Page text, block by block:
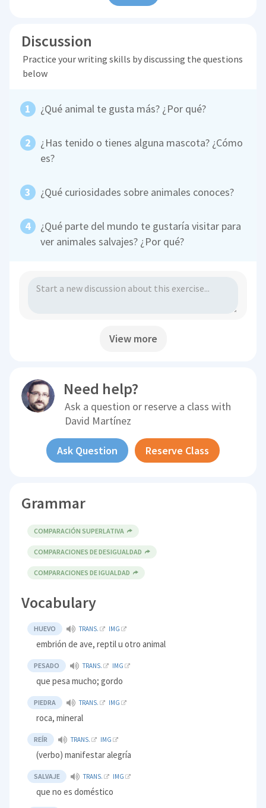
Discussion
Practice your writing skills by discussing the questions
below
¿Qué animal te gusta más? ¿Por qué?
¿Has tenido o tienes alguna mascota? ¿Cómo
es?
¿Qué curiosidades sobre animales conoces?
¿Qué parte del mundo te gustaría visitar para
ver animales salvajes? ¿Por qué?
View more
Need help?
Ask a question or reserve a class with
David Martínez
Ask Question Reserve Class
Grammar
COMPARACIÓN SUPERLATIVA
COMPARACIONES DE DESIGUALDAD
COMPARACIONES DE IGUALDAD
Vocabulary
HUEVO TRANS. IMG
embrión de ave, reptil u otro animal
PESADO TRANS. IMG
que pesa mucho; gordo
PIEDRA TRANS. IMG
roca, mineral
REÍR TRANS. IMG
(verbo) manifestar alegría
SALVAJE TRANS. IMG
que no es doméstico